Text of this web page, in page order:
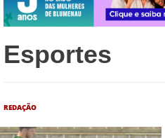
Esportes
REDAÇÃO